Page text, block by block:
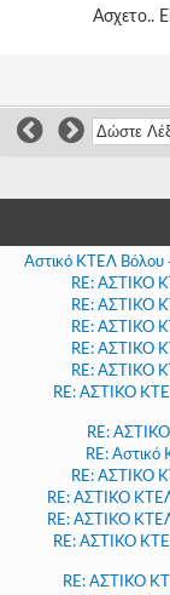
Ασχετο..
Αστικό ΚΤΕΛ Βόλου
RE: ΑΣΤΙΚΟ
RE: ΑΣΤΙΚΟ
RE: ΑΣΤΙΚΟ
RE: ΑΣΤΙΚΟ
RE: ΑΣΤΙΚΟ
RE: ΑΣΤΙΚΟ
RE:
RE:
RE: ΑΣΤΙΚΟ
RE: ΑΣΤΙΚΟ
RE: ΑΣΤΙΚΟ
RE: ΑΣΤΙΚΟ
RE: ΑΣΤΙΚΟ